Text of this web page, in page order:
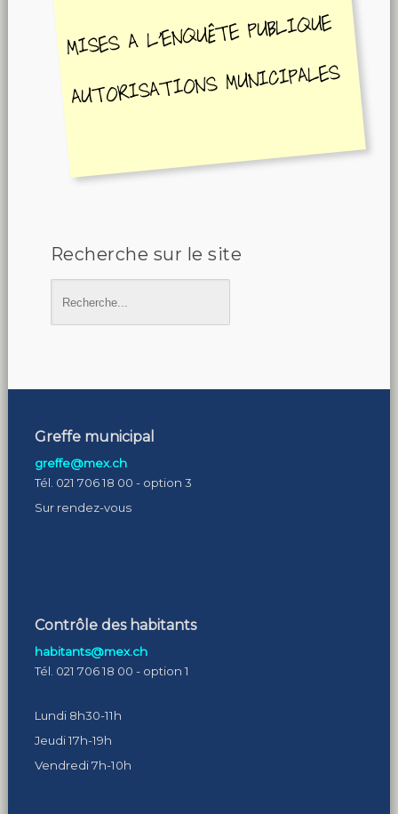
MISES A L'ENQUÊTE PUBLIQUE
AUTORISATIONS MUNICIPALES
Recherche sur le site
Greffe municipal
greffe@mex.ch
Tél. 021 706 18 00 - option 3
Sur rendez-vous
Contrôle des habitants
habitants@mex.ch
Tél. 021 706 18 00 - option 1
Lundi 8h30-11h
Jeudi 17h-19h
Vendredi 7h-10h